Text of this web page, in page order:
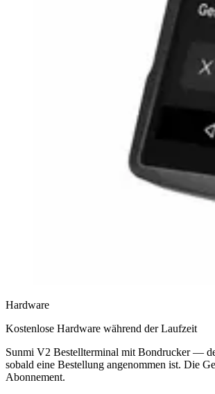
Hardware
Kostenlose Hardware während der Laufzeit
Sunmi V2 Bestellterminal mit Bondrucker —
sobald eine Bestellung angenommen ist. Die
Abonnement.